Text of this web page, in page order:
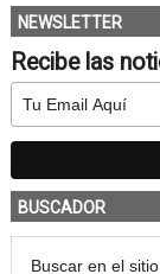
NEWSLETTER
Recibe las
BUSCADOR